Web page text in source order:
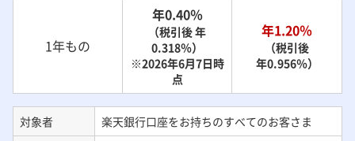
1年もの
年0.40％
（税引後 年
0.318％）
※2026年6月7日時
点
年1.20％
（税引後
年0.956％）
対象者 楽天銀行口座をお持ちのすべてのお客さま